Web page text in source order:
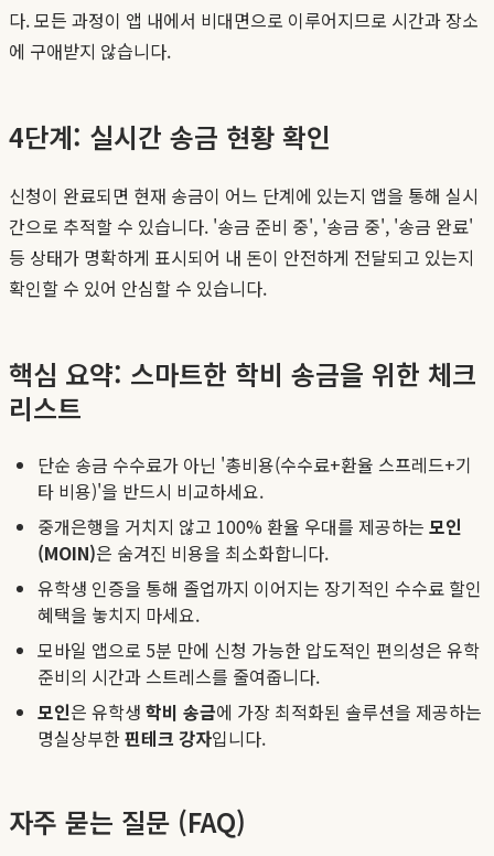
다. 모든 과정이 앱 내에서 비대면으로 이루어지므로 시간과 장소
에 구애받지 않습니다.
4단계: 실시간 송금 현황 확인
신청이 완료되면 현재 송금이 어느 단계에 있는지 앱을 통해 실시
간으로 추적할 수 있습니다. '송금 준비 중', '송금 중', '송금 완료'
등 상태가 명확하게 표시되어 내 돈이 안전하게 전달되고 있는지
확인할 수 있어 안심할 수 있습니다.
핵심 요약: 스마트한 학비 송금을 위한 체크
리스트
단순 송금 수수료가 아닌 '총비용(수수료+환율 스프레드+기
타 비용)'을 반드시 비교하세요.
중개은행을 거치지 않고 100% 환율 우대를 제공하는 모인
(MOIN)은 숨겨진 비용을 최소화합니다.
유학생 인증을 통해 졸업까지 이어지는 장기적인 수수료 할인
혜택을 놓치지 마세요.
모바일 앱으로 5분 만에 신청 가능한 압도적인 편의성은 유학
준비의 시간과 스트레스를 줄여줍니다.
모인은 유학생 학비 송금에 가장 최적화된 솔루션을 제공하는
명실상부한핀테크 강자입니다.
자주 묻는 질문 (FAQ)